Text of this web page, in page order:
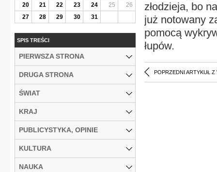
złodzieja, bo
już notowany
pomocą
łupów.
POPRZEDNI ARTYKUŁ Z
20
21 22 23 24 25
26
27
28 29 30 31
SPIS TREŚCI
PIERWSZA STRONA
DRUGA STRONA
ŚWIAT
KRAJ
PUBLICYSTYKA, OPINIE
KULTURA
NAUKA